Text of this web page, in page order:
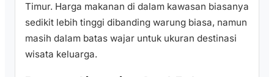
Timur. Harga makanan di dalam kawasan biasanya
sedikit lebih tinggi dibanding warung biasa, namun
masih dalam batas wajar untuk ukuran destinasi
wisata keluarga.